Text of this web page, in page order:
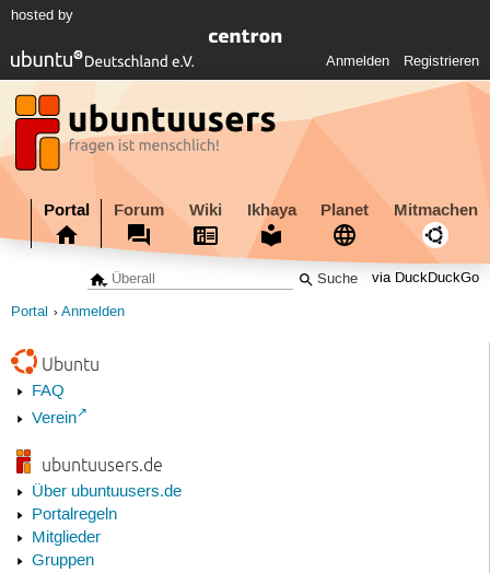
hosted by
Anmelden Registrieren
Portal Forum Wiki Ikhaya Planet Mitmachen
via DuckDuckGo
Portal Anmelden
Ubuntu
FAQ
Verein
ubuntuusers.de
Über ubuntuusers.de
Portalregeln
Mitglieder
Gruppen